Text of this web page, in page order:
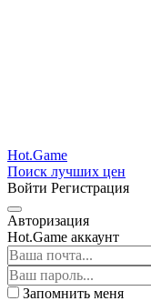
Hot.Game
Поиск лучших цен
Войти Регистрация
Авторизация
Hot.Game аккаунт
Запомнить меня